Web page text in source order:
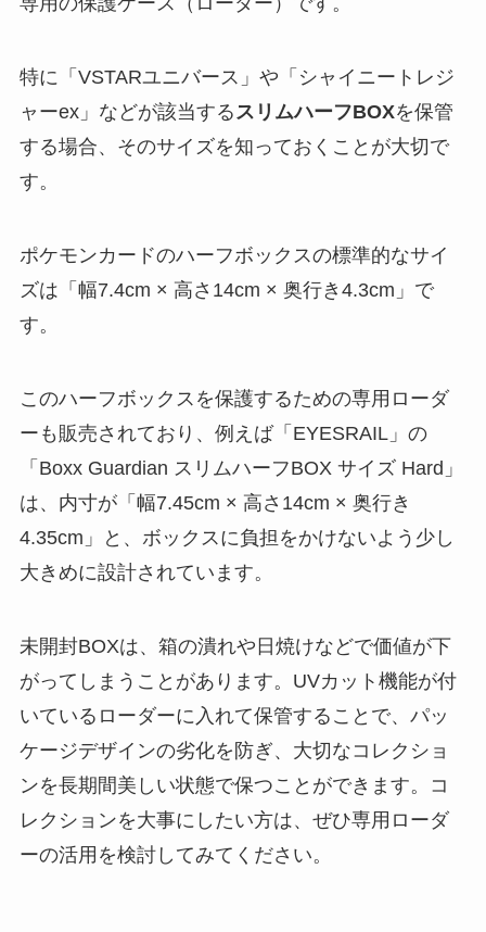
特に「VSTARユニバース」や「シャイニートレジ
ャーex」などが該当するスリムハーフBOXを保管
する場合、そのサイズを知っておくことが大切で
す。
ポケモンカードのハーフボックスの標準的なサイ
ズは「幅7.4cm × 高さ14cm × 奥行き4.3cm」で
す。
このハーフボックスを保護するための専用ローダ
ーも販売されており、例えば「EYESRAIL」の
「Boxx Guardian スリムハーフBOX サイズ Hard」
は、内寸が「幅7.45cm × 高さ14cm × 奥行き
4.35cm」と、ボックスに負担をかけないよう少し
大きめに設計されています。
未開封BOXは、箱の潰れや日焼けなどで価値が下
がってしまうことがあります。UVカット機能が付
いているローダーに入れて保管することで、パッ
ケージデザインの劣化を防ぎ、大切なコレクショ
ンを長期間美しい状態で保つことができます。コ
レクションを大事にしたい方は、ぜひ専用ローダ
ーの活用を検討してみてください。